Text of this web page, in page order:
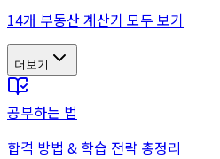
14개 부동산 계산기 모두 보기
더보기
공부하는 법
합격 방법 & 학습 전략 총정리